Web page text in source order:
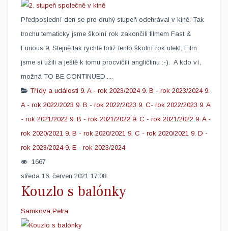
Předposlední den se pro druhý stupeň odehrával v kině. Tak
trochu tematicky jsme školní rok zakončili filmem Fast &
Furious 9. Stejně tak rychle totiž tento školní rok utekl. Film
jsme si užili a ještě k tomu procvičili angličtinu :-). A kdo ví,
možná TO BE CONTINUED.....​ ​ ​
Třídy a události 9. A - rok 2023/2024 9. B - rok 2023/2024 9.
A - rok 2022/2023 9. B - rok 2022/2023 9. C- rok 2022/2023 9. A
- rok 2021/2022 9. B - rok 2021/2022 9. C - rok 2021/2022 9. A -
rok 2020/2021 9. B - rok 2020/2021 9. C - rok 2020/2021 9. D -
rok 2023/2024 9. E - rok 2023/2024
1667
středa 16. červen 2021 17:08
Kouzlo s balónky
Samková Petra